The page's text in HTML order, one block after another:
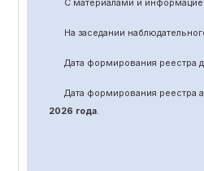
С материалами и
На заседании
Дата формирования реестра
Дата формирования реестра
2026 года.